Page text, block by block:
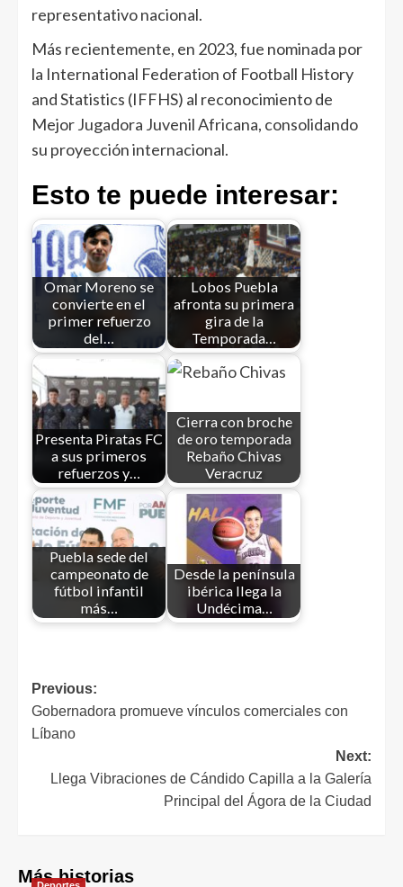
representativo nacional.
Más recientemente, en 2023, fue nominada por
la International Federation of Football History
and Statistics (IFFHS) al reconocimiento de
Mejor Jugadora Juvenil Africana, consolidando
su proyección internacional.
Esto te puede interesar:
Omar Moreno se
convierte en el
primer refuerzo
del…
Lobos Puebla
afronta su primera
gira de la
Temporada…
Presenta Piratas FC
a sus primeros
refuerzos y…
Cierra con broche
de oro temporada
Rebaño Chivas
Veracruz
Puebla sede del
campeonato de
fútbol infantil
más…
Desde la península
ibérica llega la
Undécima…
Previous:
Gobernadora promueve vínculos comerciales con
Líbano
Next:
Llega Vibraciones de Cándido Capilla a la Galería
Principal del Ágora de la Ciudad
Más historias